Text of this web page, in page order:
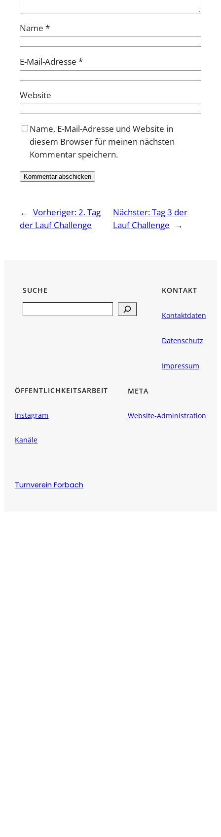
Name *
E-Mail-Adresse *
Website
Name, E-Mail-Adresse und Website in
diesem Browser für meinen nächsten
Kommentar speichern.
← Vorheriger:2. Tag
der Lauf Challenge
Nächster:Tag 3 der
Lauf Challenge
→
SUCHE KONTAKT
Kontaktdaten
Datenschutz
Impressum
ÖFFENTLICHKEITSARBEIT
Instagram
Kanäle
META
Website-Administration
Turnverein Forbach